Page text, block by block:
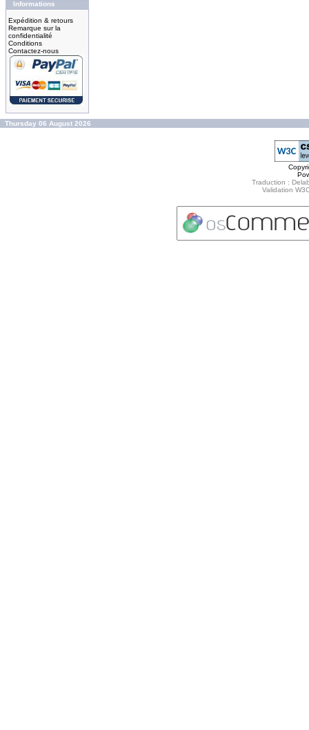
Informations
Expédition & retours
Remarque sur la
confidentialité
Conditions
Contactez-nous
Thursday 06 August 2026
Traduction :
Validation